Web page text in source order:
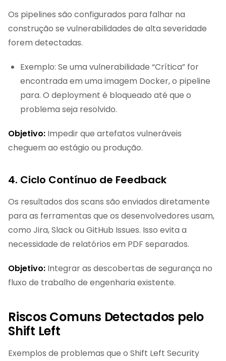
Os pipelines são configurados para falhar na
construção se vulnerabilidades de alta severidade
forem detectadas.
Exemplo: Se uma vulnerabilidade “Crítica” for
encontrada em uma imagem Docker, o pipeline
para. O deployment é bloqueado até que o
problema seja resolvido.
Objetivo: Impedir que artefatos vulneráveis
cheguem ao estágio ou produção.
4. Ciclo Contínuo de Feedback
Os resultados dos scans são enviados diretamente
para as ferramentas que os desenvolvedores usam,
como Jira, Slack ou GitHub Issues. Isso evita a
necessidade de relatórios em PDF separados.
Objetivo: Integrar as descobertas de segurança no
fluxo de trabalho de engenharia existente.
Riscos Comuns Detectados pelo
Shift Left
Exemplos de problemas que o Shift Left Security